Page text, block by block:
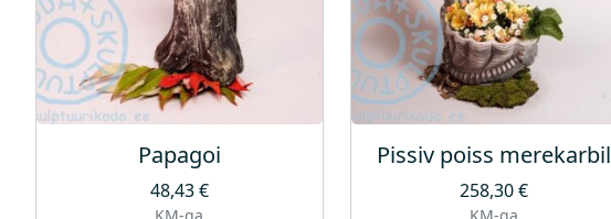
Papagoi
48,43€
KM-ga
Pissiv poiss merekarbil
258,30€
KM-ga